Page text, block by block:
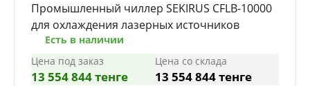
Промышленный чиллер SEKIRUS CFLВ-10000
для охлаждения лазерных источников
Есть в наличии
Цена под заказ
13 554 844 тенге
Цена со склада
13 554 844 тенге